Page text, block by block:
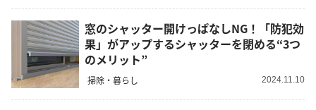
窓のシャッター開けっぱなしNG！「防犯効
果」がアップするシャッターを閉める“3つ
のメリット”
掃除・暮らし 2024.11.10